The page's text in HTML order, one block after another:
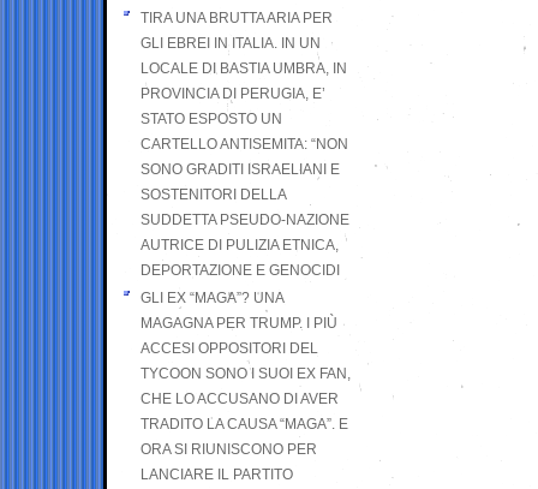
TIRA UNA BRUTTA ARIA PER
GLI EBREI IN ITALIA. IN UN
LOCALE DI BASTIA UMBRA, IN
PROVINCIA DI PERUGIA, E’
STATO ESPOSTO UN
CARTELLO ANTISEMITA: “NON
SONO GRADITI ISRAELIANI E
SOSTENITORI DELLA
SUDDETTA PSEUDO-NAZIONE
AUTRICE DI PULIZIA ETNICA,
DEPORTAZIONE E GENOCIDI
GLI EX “MAGA”? UNA
MAGAGNA PER TRUMP. I PIÙ
ACCESI OPPOSITORI DEL
TYCOON SONO I SUOI EX FAN,
CHE LO ACCUSANO DI AVER
TRADITO LA CAUSA “MAGA”. E
ORA SI RIUNISCONO PER
LANCIARE IL PARTITO